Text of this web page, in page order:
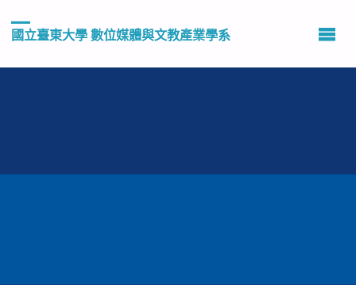
國立臺東大學 數位媒體與文教產業學系